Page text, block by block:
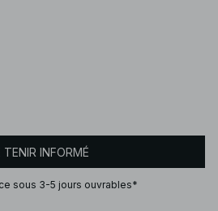
TENIR INFORMÉ
sous 3-5 jours ouvrables*